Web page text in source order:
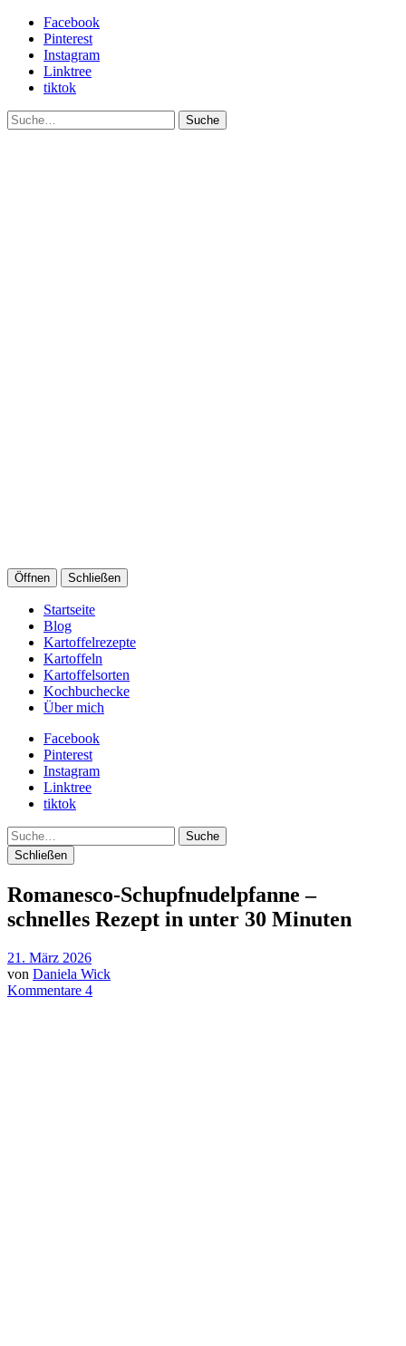
Facebook
Pinterest
Instagram
Linktree
tiktok
Suche
Öffnen Schließen
Startseite
Blog
Kartoffelrezepte
Kartoffeln
Kartoffelsorten
Kochbuchecke
Über mich
Facebook
Pinterest
Instagram
Linktree
tiktok
Suche
Schließen
Romanesco-Schupfnudelpfanne –
schnelles Rezept in unter 30 Minuten
21. März 2026
von Daniela Wick
Kommentare 4